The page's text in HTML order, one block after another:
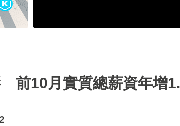
前10月實質總薪資年增